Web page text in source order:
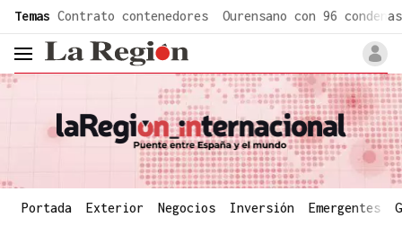
Temas Contrato contenedores Ourensano con 96 condenas
header.menu.open
Portada Exterior Negocios Inversión Emergentes